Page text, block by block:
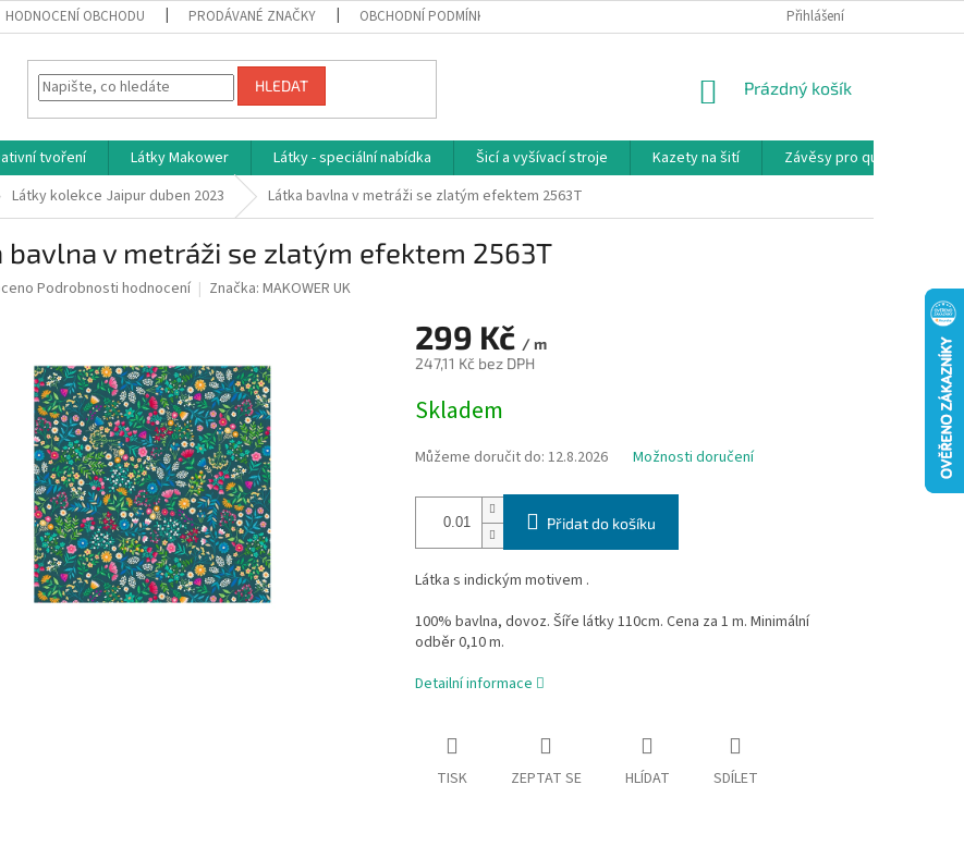
HODNOCENÍ OBCHODU PRODÁVANÉ ZNAČKY OBCHODNÍ PODMÍNKY REKLAMAČNÍ PODMÍNKY
Přihlášení
HLEDAT
NÁKUPNÍ
Prázdný košík
tvoření Látky Makower Látky - speciální nabídka Šicí a vyšívací stroje Kazety na šití Závěsy pro quilty
Látky kolekce Jaipur duben 2023 Látka bavlna v metráži se zlatým efektem 2563T
bavlna v metráži se zlatým efektem 2563T
Podrobnosti hodnocení Značka: MAKOWER UK
299 Kč / m
247,11 Kč bez DPH
cena:
Skladem
Můžeme doručit do: 12.8.2026 Možnosti doručení
Přidat do košíku
Látka s indickým motivem .
100% bavlna, dovoz. Šíře látky 110cm. Cena za 1 m. Minimální
odběr 0,10 m.
Detailní informace
TISK ZEPTAT SE HLÍDAT SDÍLET